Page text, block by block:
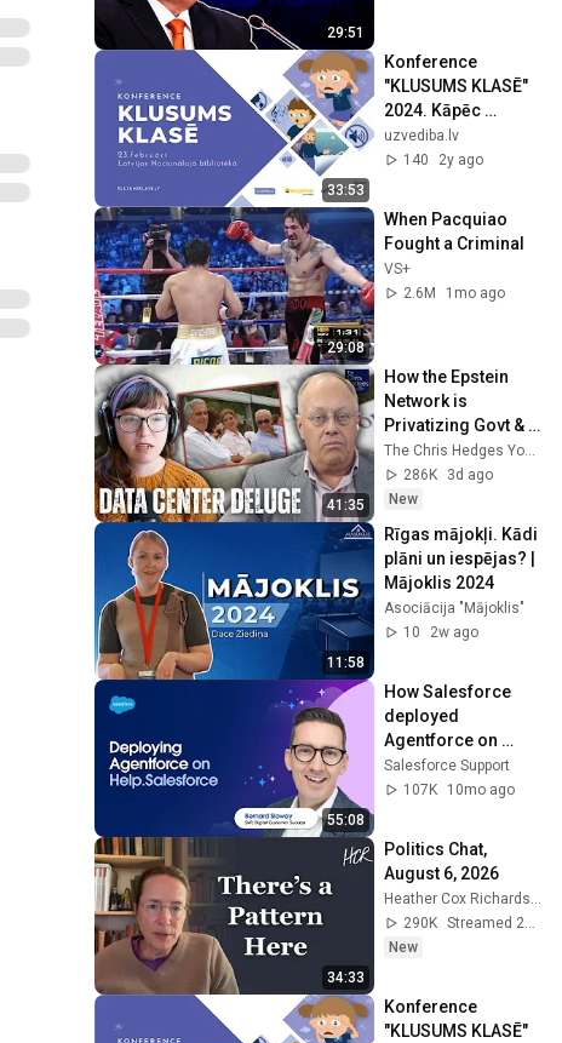
29:51
33:53
Konference
"KLUSUMS KLASĒ"
2024. Kāpēc
akustiskā vide ir
svarīga? Elina
PhD
uzvediba.lv
140
2y ago
29:08
When Pacquiao
Fought a Criminal
VS+
2.6M
1mo ago
41:35
How the Epstein
Network is
Privatizing Govt &
Building the
Surveillance
State(w/Whitney
Webb) |TCHR
The Chris Hedges YouTube Channel
286K
3d ago
New
11:58
Rīgas mājokļi. Kādi
plāni un iespējas? |
Mājoklis 2024
Asociācija "Mājoklis"
10
2w ago
55:08
How Salesforce
deployed
Agentforce on
Help.Salesforce
Salesforce Support
107K
10mo ago
34:33
Politics Chat,
August 6, 2026
Heather Cox Richardson
290K
Streamed 2d ago
New
Konference
"KLUSUMS KLASĒ"